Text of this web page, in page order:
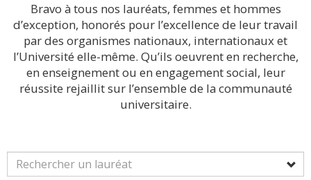
Bravo à tous nos lauréats, femmes et hommes
d’exception, honorés pour l’excellence de leur travail
par des organismes nationaux, internationaux et
l’Université elle-même. Qu’ils oeuvrent en recherche,
en enseignement ou en engagement social, leur
réussite rejaillit sur l’ensemble de la communauté
universitaire.